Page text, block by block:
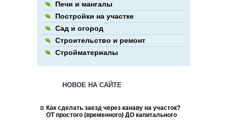
Печи и мангалы
Постройки на участке
Сад и огород
Строительство и ремонт
Стройматериалы
НОВОЕ НА САЙТЕ
Как сделать заезд через канаву на участок?
ОТ простого (временного) ДО капитального